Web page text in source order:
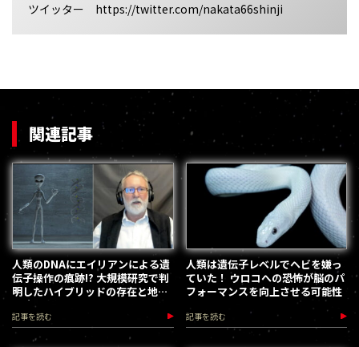
ツイッター https://twitter.com/nakata66shinji
関連記事
人類のDNAにエイリアンによる遺
伝子操作の痕跡!? 大規模研究で判
明したハイブリッドの存在と地球
侵略の実態
記事を読む
人類は遺伝子レベルでヘビを嫌っ
ていた！ ウロコへの恐怖が脳のパ
フォーマンスを向上させる可能性
記事を読む